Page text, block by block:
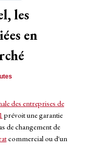
les
en
des entreprises de
prévoit une garantie
de changement de
commercial ou d'un